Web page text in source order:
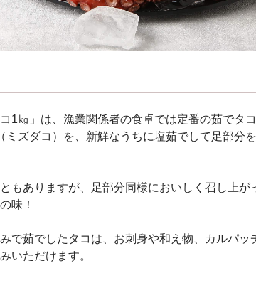
コ1㎏」は、漁業関係者の食卓では定番の茹でタ
ミズダコ）を、新鮮なうちに塩茹でして足部分
もありますが、足部分同様においしく召し上が
味！
で茹でしたタコは、お刺身や和え物、カルパッ
いただけます。